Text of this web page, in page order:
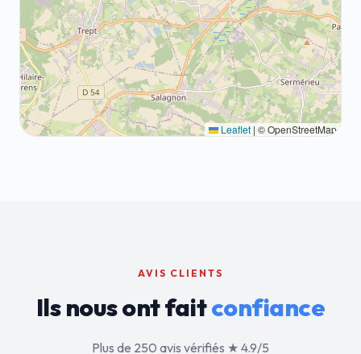
Leaflet | © OpenStreetMap
AVIS CLIENTS
Ils nous ont faitconfiance
Plus de 250 avis vérifiés ★ 4.9/5